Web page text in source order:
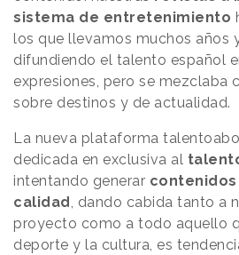
sistema de entretenimiento
los que llevamos muchos años
difundiendo el talento español
expresiones, pero se mezclaba
sobre destinos y de actualidad.
La nueva plataforma
dedicada en exclusiva al
intentando generar
calidad , dando cabida tanto a
proyecto como a todo aquello
deporte y la cultura, es